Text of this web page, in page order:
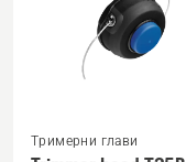
Вижте
Тримерни глави